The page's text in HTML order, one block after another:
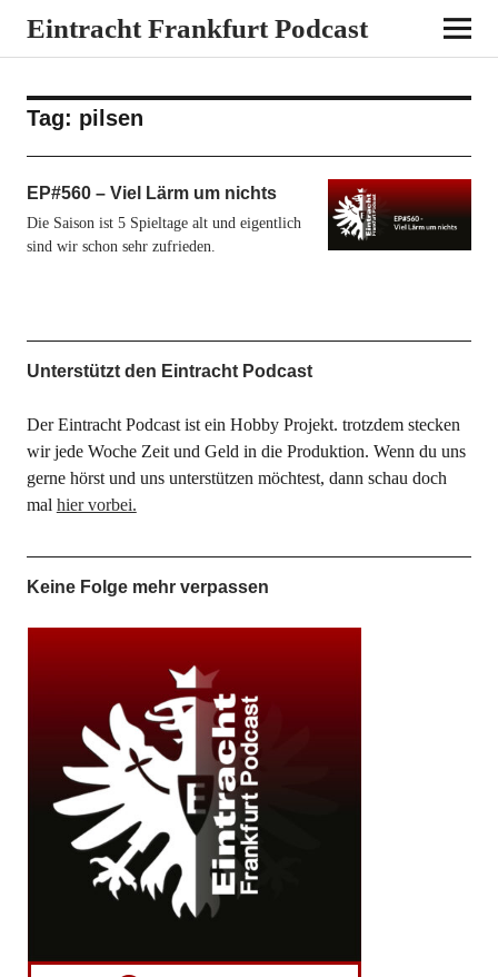
Eintracht Frankfurt Podcast
Tag: pilsen
EP#560 – Viel Lärm um nichts
Die Saison ist 5 Spieltage alt und eigentlich
sind wir schon sehr zufrieden.
Unterstützt den Eintracht Podcast
Der Eintracht Podcast ist ein Hobby Projekt. trotzdem stecken
wir jede Woche Zeit und Geld in die Produktion. Wenn du uns
gerne hörst und uns unterstützen möchtest, dann schau doch
mal hier vorbei.
Keine Folge mehr verpassen